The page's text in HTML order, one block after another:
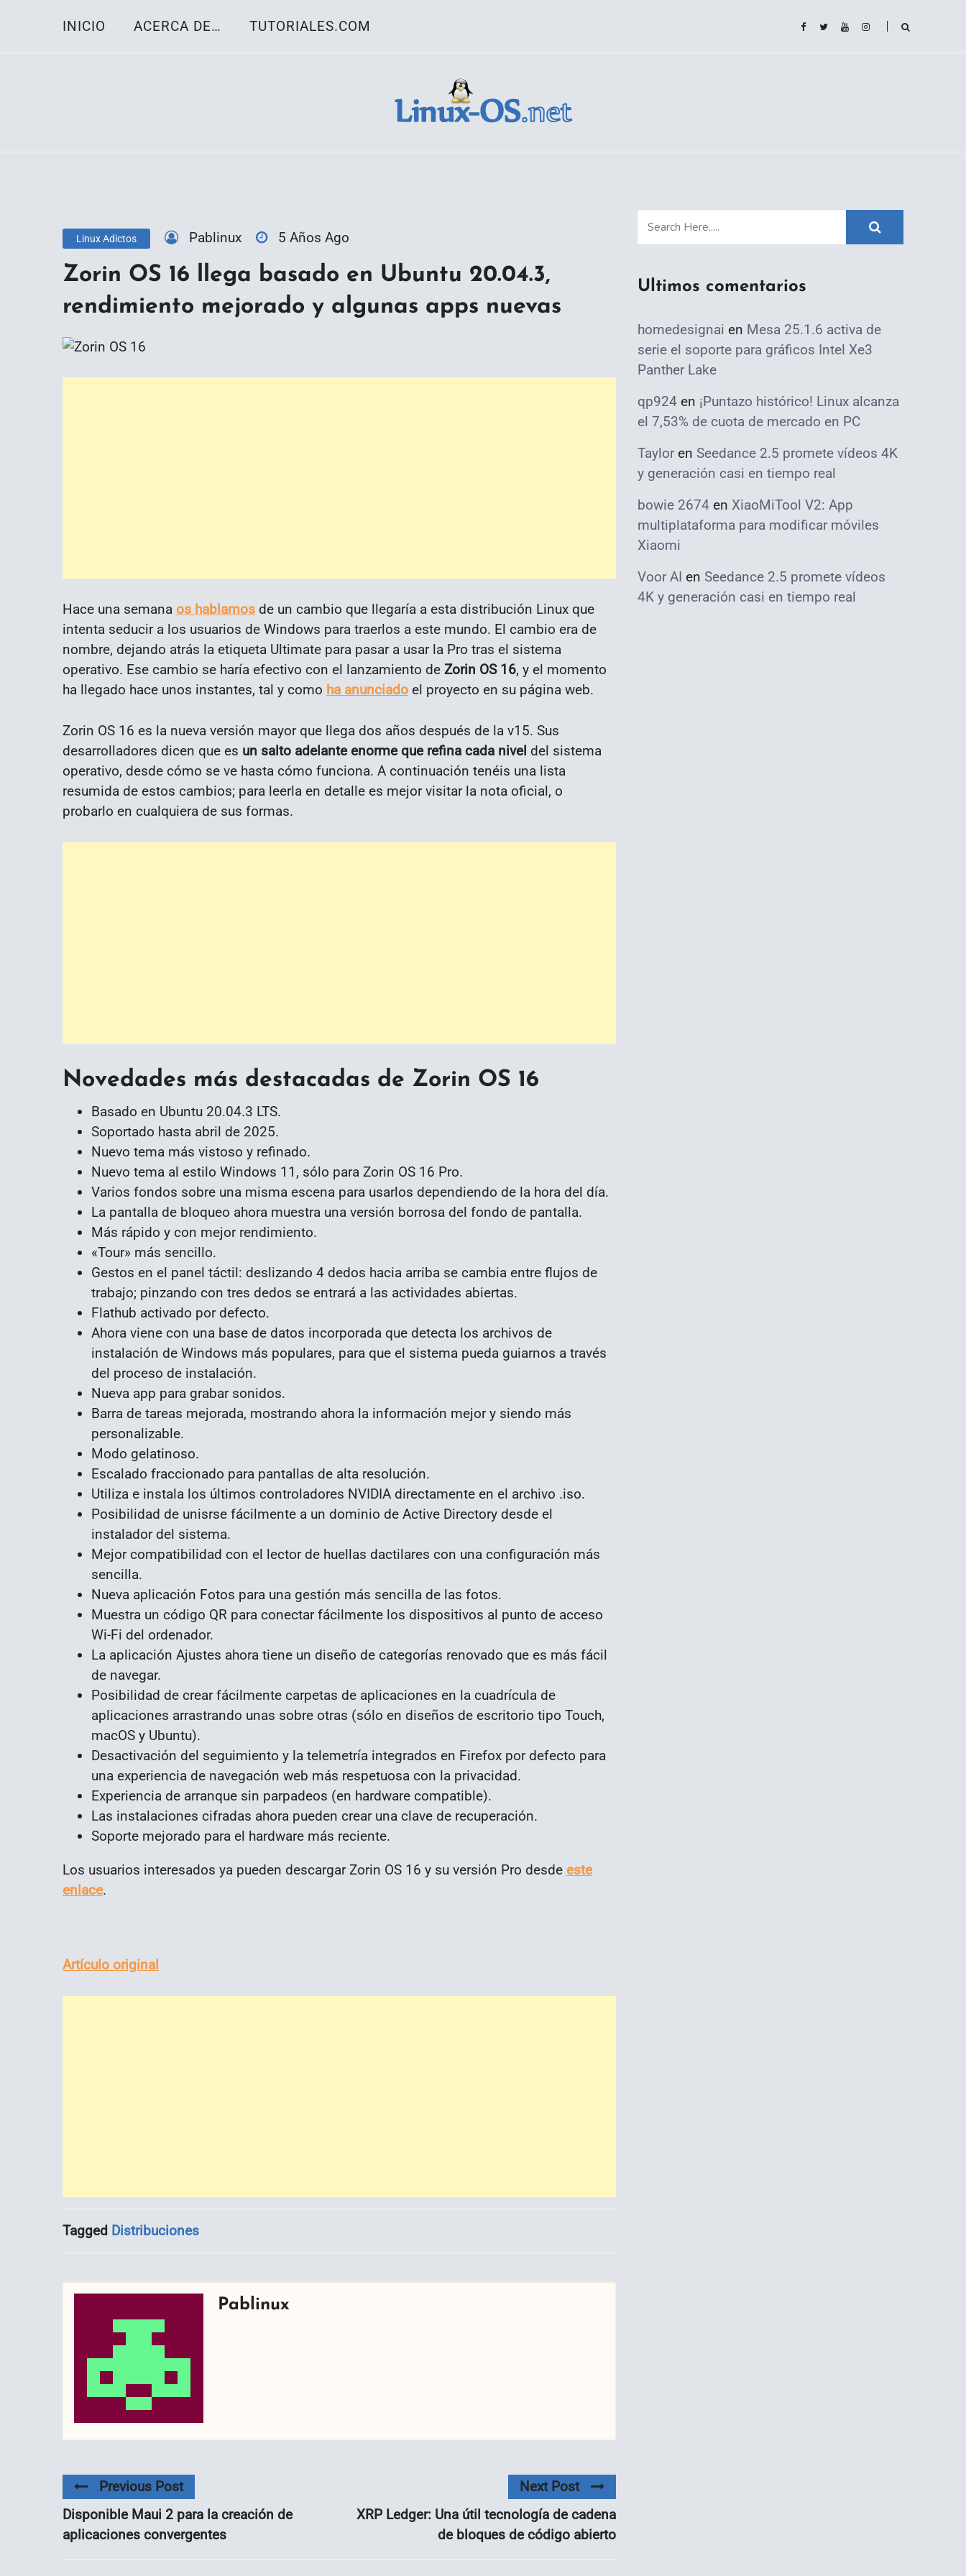
INICIO ACERCA DE… TUTORIALES.COM
Linux Adictos Pablinux 5 Años Ago
Zorin OS 16 llega basado en Ubuntu 20.04.3,
rendimiento mejorado y algunas apps nuevas
Hace una semana os hablamos de un cambio que llegaría a esta distribución Linux que
intenta seducir a los usuarios de Windows para traerlos a este mundo. El cambio era de
nombre, dejando atrás la etiqueta Ultimate para pasar a usar la Pro tras el sistema
operativo. Ese cambio se haría efectivo con el lanzamiento de Zorin OS 16, y el momento
ha llegado hace unos instantes, tal y como ha anunciado el proyecto en su página web.
Zorin OS 16 es la nueva versión mayor que llega dos años después de la v15. Sus
desarrolladores dicen que es un salto adelante enorme que refina cada nivel del sistema
operativo, desde cómo se ve hasta cómo funciona. A continuación tenéis una lista
resumida de estos cambios; para leerla en detalle es mejor visitar la nota oficial, o
probarlo en cualquiera de sus formas.
Novedades más destacadas de Zorin OS 16
Basado en Ubuntu 20.04.3 LTS.
Soportado hasta abril de 2025.
Nuevo tema más vistoso y refinado.
Nuevo tema al estilo Windows 11, sólo para Zorin OS 16 Pro.
Varios fondos sobre una misma escena para usarlos dependiendo de la hora del día.
La pantalla de bloqueo ahora muestra una versión borrosa del fondo de pantalla.
Más rápido y con mejor rendimiento.
«Tour» más sencillo.
Gestos en el panel táctil: deslizando 4 dedos hacia arriba se cambia entre flujos de
trabajo; pinzando con tres dedos se entrará a las actividades abiertas.
Flathub activado por defecto.
Ahora viene con una base de datos incorporada que detecta los archivos de
instalación de Windows más populares, para que el sistema pueda guiarnos a través
del proceso de instalación.
Nueva app para grabar sonidos.
Barra de tareas mejorada, mostrando ahora la información mejor y siendo más
personalizable.
Modo gelatinoso.
Escalado fraccionado para pantallas de alta resolución.
Utiliza e instala los últimos controladores NVIDIA directamente en el archivo .iso.
Posibilidad de unisrse fácilmente a un dominio de Active Directory desde el
instalador del sistema.
Mejor compatibilidad con el lector de huellas dactilares con una configuración más
sencilla.
Nueva aplicación Fotos para una gestión más sencilla de las fotos.
Muestra un código QR para conectar fácilmente los dispositivos al punto de acceso
Wi-Fi del ordenador.
La aplicación Ajustes ahora tiene un diseño de categorías renovado que es más fácil
de navegar.
Posibilidad de crear fácilmente carpetas de aplicaciones en la cuadrícula de
aplicaciones arrastrando unas sobre otras (sólo en diseños de escritorio tipo Touch,
macOS y Ubuntu).
Desactivación del seguimiento y la telemetría integrados en Firefox por defecto para
una experiencia de navegación web más respetuosa con la privacidad.
Experiencia de arranque sin parpadeos (en hardware compatible).
Las instalaciones cifradas ahora pueden crear una clave de recuperación.
Soporte mejorado para el hardware más reciente.
Los usuarios interesados ya pueden descargar Zorin OS 16 y su versión Pro desde este
enlace.
Artículo original
Tagged Distribuciones
Pablinux
Previous Post
Disponible Maui 2 para la creación de
aplicaciones convergentes
Next Post
XRP Ledger: Una útil tecnología de cadena
de bloques de código abierto
Ultimos comentarios
homedesignai en Mesa 25.1.6 activa de
serie el soporte para gráficos Intel Xe3
Panther Lake
qp924 en ¡Puntazo histórico! Linux alcanza
el 7,53% de cuota de mercado en PC
Taylor en Seedance 2.5 promete vídeos 4K
y generación casi en tiempo real
bowie 2674 en XiaoMiTool V2: App
multiplataforma para modificar móviles
Xiaomi
Voor AI en Seedance 2.5 promete vídeos
4K y generación casi en tiempo real